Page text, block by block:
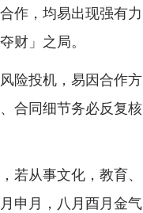
作，均易出现强有力
财」之局。
险投机，易因合作方
合同细节务必反复核
若从事文化，教育、
申月，八月酉月金气